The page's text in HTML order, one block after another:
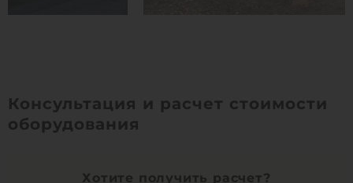
Консультация и расчет стоимости
оборудования
Хотите получить расчет?